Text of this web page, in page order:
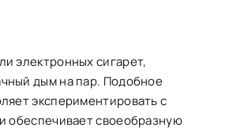
электронных сигарет,
дым на пар. Подобное
экспериментировать с
обеспечивает своеобразную